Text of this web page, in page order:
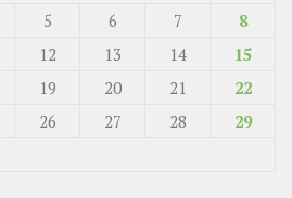
5 6 7
8
12 13 14
15
19 20 21
22
26 27 28
29